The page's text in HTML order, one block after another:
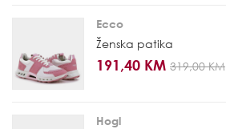
Ecco
Ženska patika
191,40 KM 319,00 KM
Hogl